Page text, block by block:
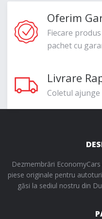
Oferim
Fiecare
pachet cu
Livrare
Coletul
Dezmembrări
piese originale pentru
găsi la sediul nostru din